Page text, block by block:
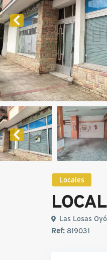
Locales
Las Losas
Ref: 819031